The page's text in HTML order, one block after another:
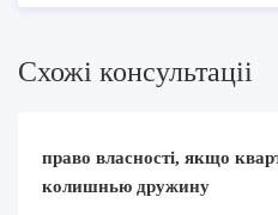
Схожi консультацii
право власності, якщо
колишнью дружину